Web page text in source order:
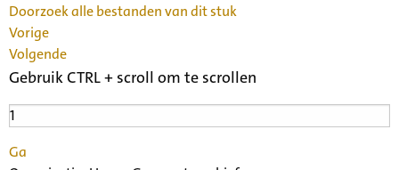
Doorzoek alle bestanden van dit stuk
Vorige
Volgende
Gebruik CTRL + scroll om te scrollen
Ga